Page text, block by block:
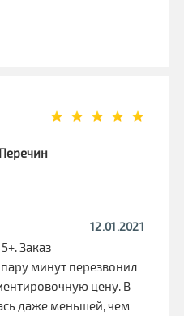
12.01.2021
Заказ
пару минут перезвонил
цену. В
даже меньшей, чем